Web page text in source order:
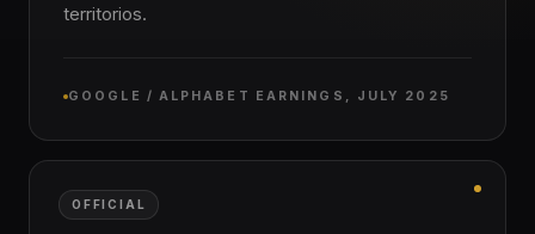
territorios.
GOOGLE / ALPHABET EARNINGS, JULY 2025
OFFICIAL